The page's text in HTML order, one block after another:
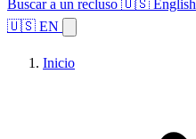
Buscar a un recluso 🇺🇸 English
🇺🇸 EN
Inicio